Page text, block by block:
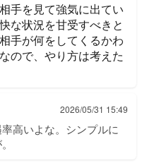
手を見て強気に出てい
な状況を甘受すべきと
手が何をしてくるかわ
ので、やり方は考えた
2026/05/31 15:49
高いよな。シンプルに